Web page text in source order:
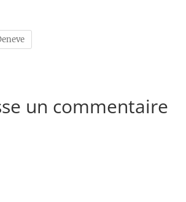
un commentaire